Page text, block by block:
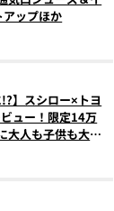
ップほか
!?】スシロー×トヨ
ュー！限定14万
大人も子供も大興